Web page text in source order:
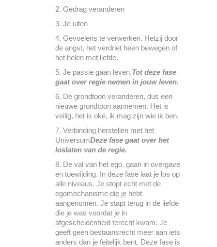
Gedrag veranderen
Je uiten
Gevoelens te verwerken. Hetzij door
de angst, het verdriet heen bewegen of
het helen met liefde.
Je passie gaan leven.Tot deze fase
gaat over regie nemen in jouw leven.
De grondtoon veranderen, dus een
nieuwe grondtoon aannemen. Het is
veilig, het is oké, ik mag zijn wie ik ben.
Verbinding herstellen met het
UniversumDeze fase gaat over het
loslaten van de regie.
De val van het ego, gaan in overgave
en toewijding. In deze fase laat je los op
alle niveaus. Je stopt echt met de
egomechanisme die je hebt
aangenomen. Je stapt terug in de liefde
die je was voordat je in
afgescheidenheid terecht kwam. Je
geeft geen bestaansrecht meer aan iets
anders dan je feitelijk bent. Deze fase is